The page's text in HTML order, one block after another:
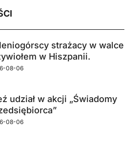
strażacy w walce
w Hiszpanii.
08-06
udział w akcji „Świadomy
08-06